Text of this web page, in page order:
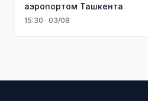
аэропортом Ташкента
15:30 · 03/08